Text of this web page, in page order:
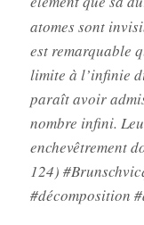
atomes sont
est remarquable
limite à l’infinie
paraît avoir
nombre infini.
enchevêtrement
124)
#décomposition